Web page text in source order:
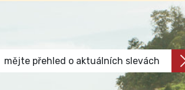
mějte přehled o aktuálních slevách